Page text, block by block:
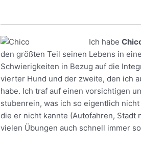
Ich habe
den größten Teil seinen Lebens in
Schwierigkeiten in Bezug auf die
vierter Hund und der zweite, den ich
habe. Ich traf auf einen vorsichtigen
stubenrein, was ich so eigentlich
die er nicht kannte (Autofahren,
vielen Übungen auch schnell immer